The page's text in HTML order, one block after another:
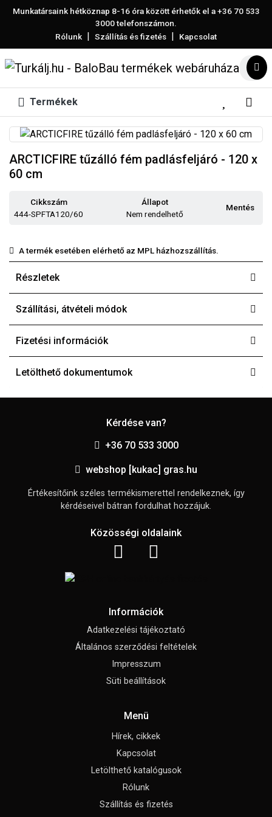
Munkatársaink hétköznap 8-16 óra között érhetők el a+36 70 533
3000telefonszámon.
Rólunk | Szállítás és fizetés | Kapcsolat
Termékek
ARCTICFIRE tűzálló fém padlásfeljáró - 120 x
60 cm
Cikkszám
444-SPFTA120/60
Állapot
Nem rendelhető
Mentés
A termék esetében elérhető az MPL házhozszállítás.
Részletek
Szállítási, átvételi módok
Fizetési információk
Letölthető dokumentumok
Kérdése van?
+36 70 533 3000
webshop [kukac] gras.hu
Értékesítőink széles termékismerettel rendelkeznek, így
kérdéseivel bátran fordulhat hozzájuk.
Közösségi oldalaink
Információk
Adatkezelési tájékoztató
Általános szerződési feltételek
Impresszum
Süti beállítások
Menü
Hírek, cikkek
Kapcsolat
Letölthető katalógusok
Rólunk
Szállítás és fizetés